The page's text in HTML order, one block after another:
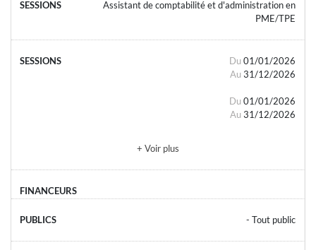
Assistant de comptabilité et d'administration en
PME/TPE
Du 01/01/2026
Au 31/12/2026
Du 01/01/2026
Au 31/12/2026
+ Voir plus
- Tout public